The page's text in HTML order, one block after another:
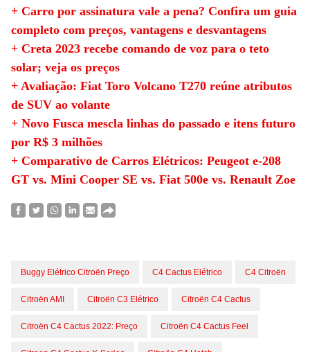
+ Carro por assinatura vale a pena? Confira um guia
completo com preços, vantagens e desvantagens
+ Creta 2023 recebe comando de voz para o teto
solar; veja os preços
+ Avaliação: Fiat Toro Volcano T270 reúne atributos
de SUV ao volante
+ Novo Fusca mescla linhas do passado e itens futuro
por R$ 3 milhões
+ Comparativo de Carros Elétricos: Peugeot e-208
GT vs. Mini Cooper SE vs. Fiat 500e vs. Renault Zoe
Buggy Elétrico Citroën Preço C4 Cactus Elétrico C4 Citroën
Citroën AMI Citroën C3 Elétrico Citroën C4 Cactus
Citroën C4 Cactus 2022: Preço Citroën C4 Cactus Feel